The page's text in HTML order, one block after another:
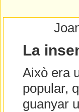
La
Això era
popular,
guanyar